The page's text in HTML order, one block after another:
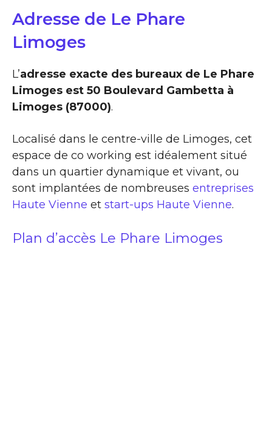
Adresse de Le Phare
Limoges
L’adresse exacte des bureaux de Le Phare
Limoges est 50 Boulevard Gambetta à
Limoges (87000).
Localisé dans le centre-ville de Limoges, cet
espace de co working est idéalement situé
dans un quartier dynamique et vivant, ou
sont implantées de nombreuses entreprises
Haute Vienne et start-ups Haute Vienne.
Plan d’accès Le Phare Limoges